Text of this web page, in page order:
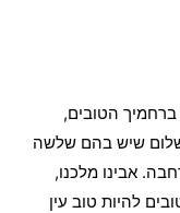
ברחמיך הטובים,
שיש בהם שלשה
אבינו מלכנו,
להיות טוב עין